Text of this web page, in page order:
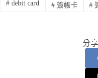
#debit card #簽帳卡 #
分